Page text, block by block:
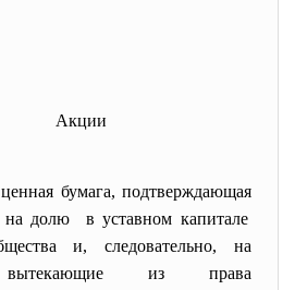
бумага, подтверждающая
на долю в уставном капитале
и, следовательно, на
из права